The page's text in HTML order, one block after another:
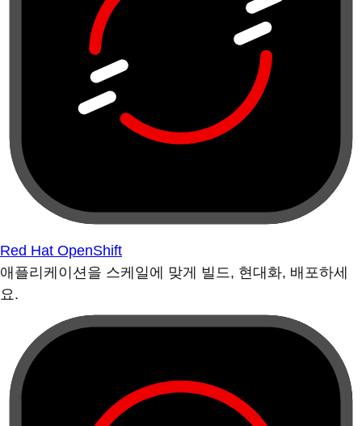
Red Hat OpenShift
애플리케이션을 스케일에 맞게 빌드, 현대화, 배포하세
요.